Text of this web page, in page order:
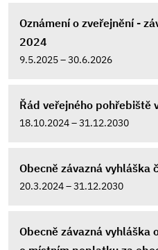
Oznámení o zveřejnění -
2024
9.5.2025 – 30.6.2026
Řád veřejného pohřebiště
18.10.2024 – 31.12.2030
Obecně závazná vyhláška
20.3.2024 – 31.12.2030
Obecně závazná vyhláška